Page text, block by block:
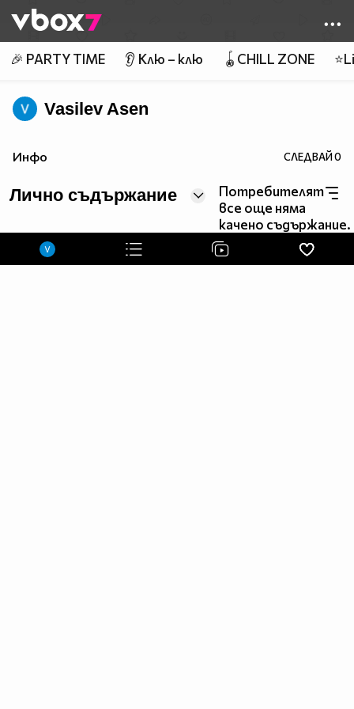
👾
🎉 PARTY TIME 👂 Клю – клю 🪀CHILL ZONE
Vasilev Asen
Инфо СЛЕДВАЙ0
Лично съдържание
Потребителят
все още няма
качено съдържание.